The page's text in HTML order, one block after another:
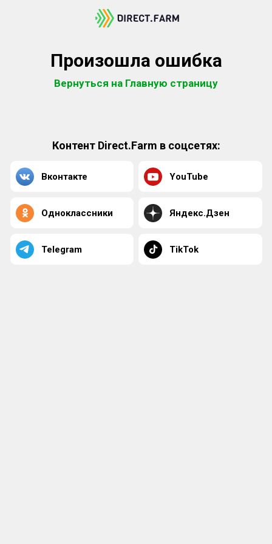
Произошла ошибка
Вернуться на Главную страницу
Контент Direct.Farm в соцсетях:
Вконтакте YouTube
Одноклассники Яндекс.Дзен
Telegram TikTok